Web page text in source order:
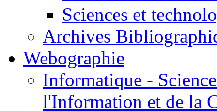
Sciences et
Archives
Webographie
Informatique -
l'Information et de la